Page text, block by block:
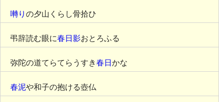
囀り の夕山くらし骨拾ひ
弔辞読む眼に春日影おとろふる
弥陀の道てらてらうすき春日 かな
春泥や和子の抱ける壺仏